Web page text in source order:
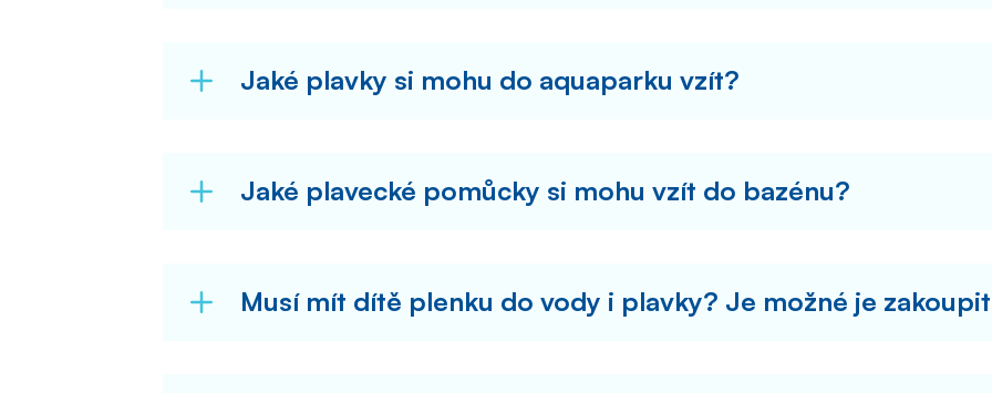
Jaké plavky si mohu do aquaparku vzít?
Jaké plavecké pomůcky si mohu vzít do bazénu?
Musí mít dítě plenku do vody i plavky? Je možné je